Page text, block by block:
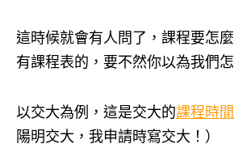
這時候就會有人問了，課程要怎
有課程表的，要不然你以為我們
以交大為例，這是交大的課程時
陽明交大，我申請時寫交大！）